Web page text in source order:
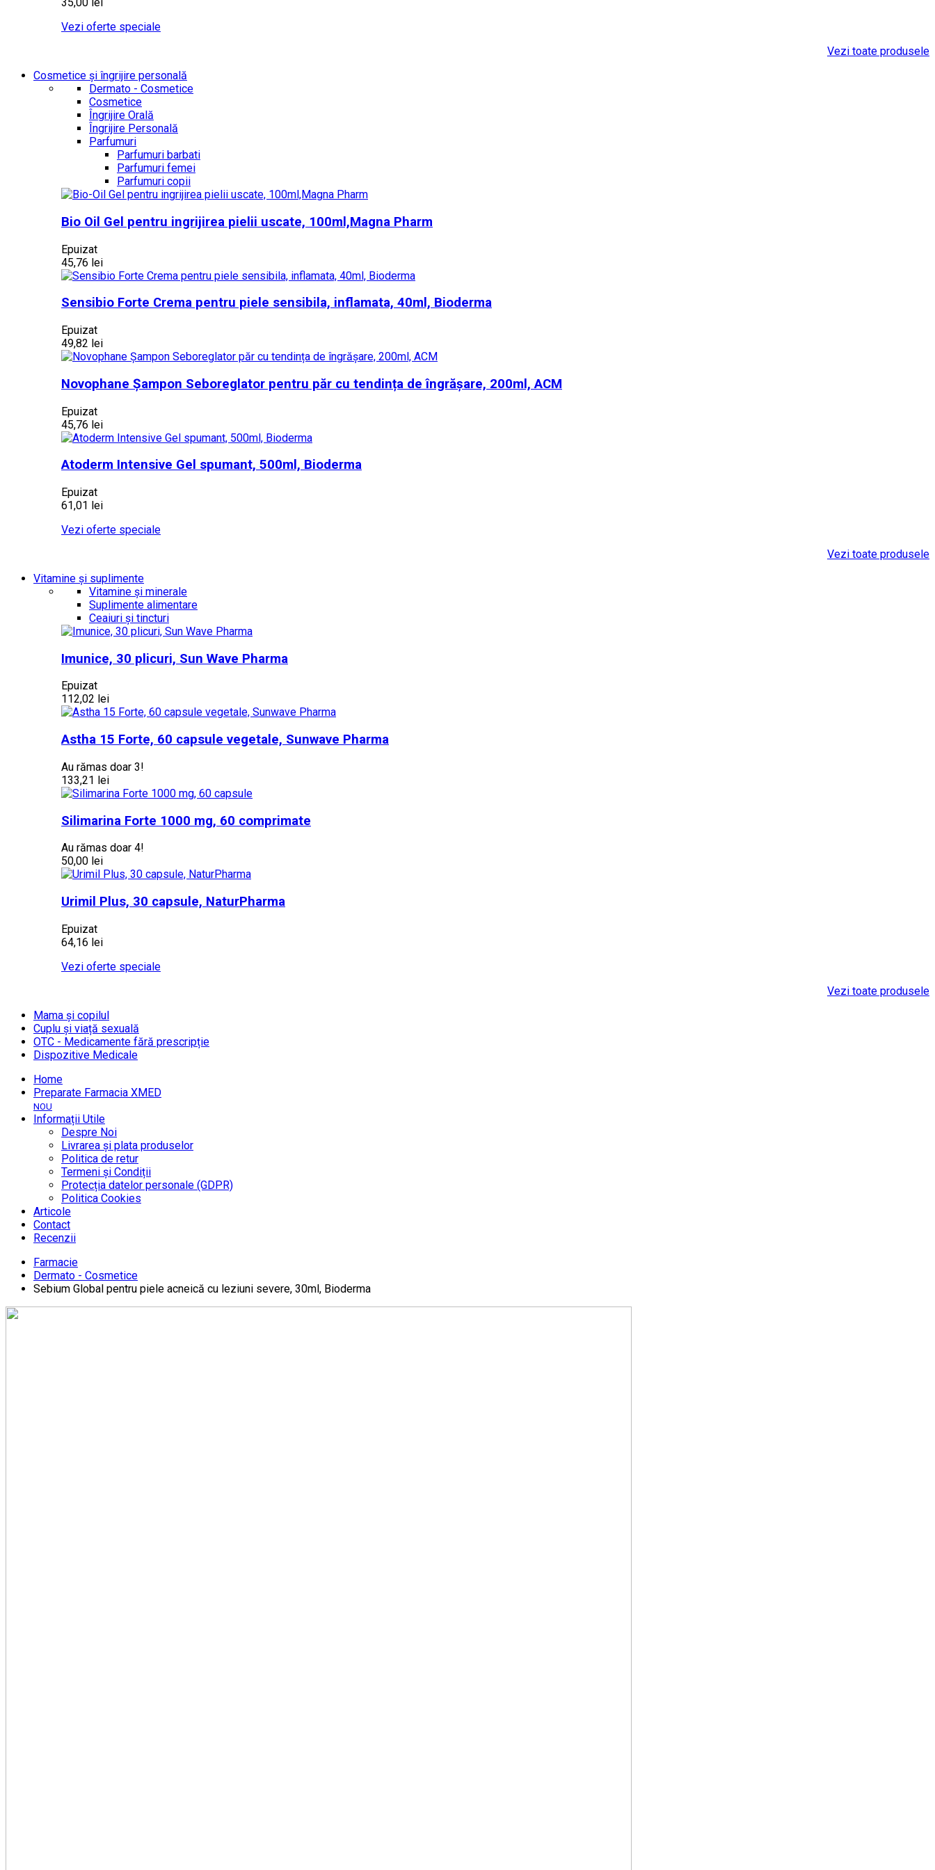
Vezi oferte speciale
Vezi toate produsele
Cosmetice și îngrijire personală
Dermato - Cosmetice
Cosmetice
Îngrijire Orală
Îngrijire Personală
Parfumuri
Parfumuri barbati
Parfumuri femei
Parfumuri copii
Bio Oil Gel pentru ingrijirea pielii uscate, 100ml,Magna Pharm
Epuizat
45,76 lei
Sensibio Forte Crema pentru piele sensibila, inflamata, 40ml, Bioderma
Epuizat
49,82 lei
Novophane Șampon Seboreglator pentru păr cu tendința de îngrășare, 200ml, ACM
Epuizat
45,76 lei
Atoderm Intensive Gel spumant, 500ml, Bioderma
Epuizat
61,01 lei
Vezi oferte speciale
Vezi toate produsele
Vitamine și suplimente
Vitamine și minerale
Suplimente alimentare
Ceaiuri și tincturi
Imunice, 30 plicuri, Sun Wave Pharma
Epuizat
112,02 lei
Astha 15 Forte, 60 capsule vegetale, Sunwave Pharma
Au rămas doar 3!
133,21 lei
Silimarina Forte 1000 mg, 60 comprimate
Au rămas doar 4!
50,00 lei
Urimil Plus, 30 capsule, NaturPharma
Epuizat
64,16 lei
Vezi oferte speciale
Vezi toate produsele
Mama și copilul
Cuplu și viață sexuală
OTC - Medicamente fără prescripție
Dispozitive Medicale
Home
Preparate Farmacia XMED
NOU
Informații Utile
Despre Noi
Livrarea și plata produselor
Politica de retur
Termeni și Condiții
Protecția datelor personale (GDPR)
Politica Cookies
Articole
Contact
Recenzii
Farmacie
Dermato - Cosmetice
Sebium Global pentru piele acneică cu leziuni severe, 30ml, Bioderma